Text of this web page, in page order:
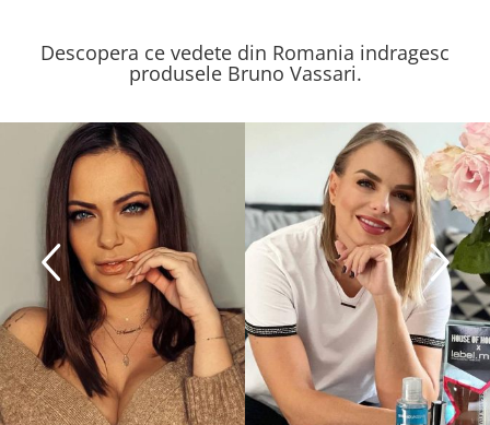
Descopera ce vedete din Romania indragesc
produsele Bruno Vassari.